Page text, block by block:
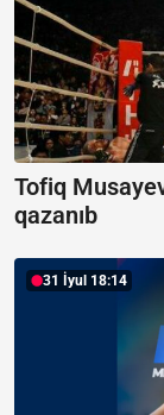
Tofiq
qazanıb
31 İyul 18:14